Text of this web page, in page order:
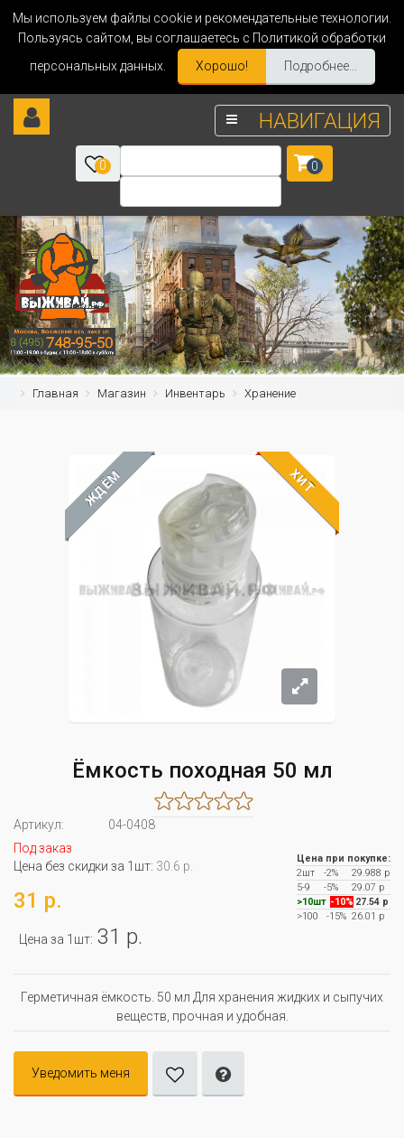
Мы используем файлы cookie и рекомендательные технологии.
Пользуясь сайтом, вы соглашаетесь с Политикой обработки
персональных данных.
Хорошо! Подробнее...
НАВИГАЦИЯ
0 0
Главная Магазин Инвентарь Хранение
ЖДЁМ ХИТ
Ёмкость походная 50 мл
Артикул:
04-0408
Под заказ
Цена без скидки за 1шт: 30.6 р.
31 р.
Цена за 1шт: 31 р.
Цена при покупке:
2шт
-2%
29.988 р
5-9
-5%
29.07 р
>10шт -10% 27.54 р
>100
-15% 26.01 р
Герметичная ёмкость. 50 мл Для хранения жидких и сыпучих
веществ, прочная и удобная.
Уведомить меня